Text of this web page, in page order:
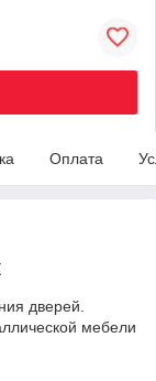
Оплата
дверей.
мебели